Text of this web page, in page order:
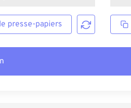
presse-papiers